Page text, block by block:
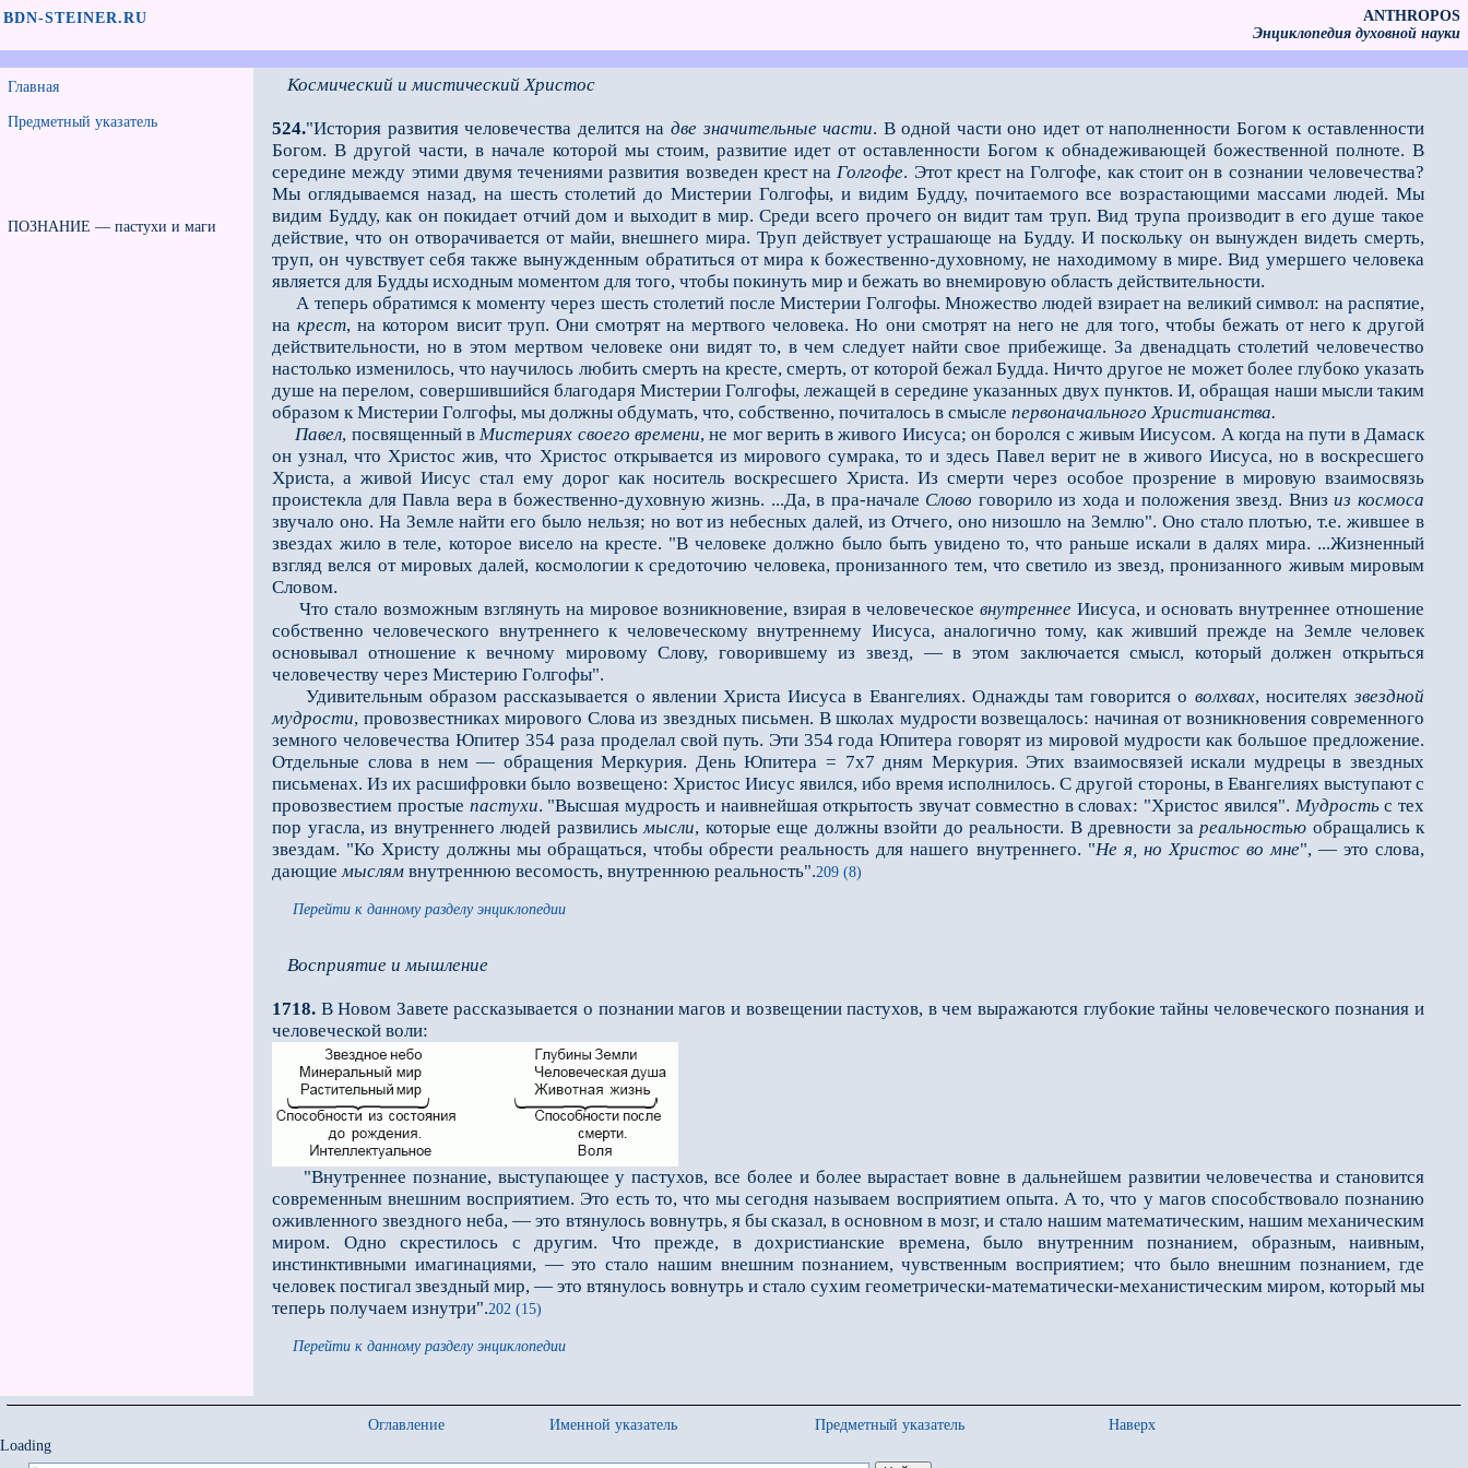
BDN-STEINER.RU
ANTHROPOS
Энциклопедия духовной науки
Главная
Предметный указатель
ПОЗНАНИЕ — пастухи и маги
Космический и мистический Христос
524."История развития человечества делится на две значительные части. В одной части оно идет от наполненности Богом к оставленности
Богом. В другой части, в начале которой мы стоим, развитие идет от оставленности Богом к обнадеживающей божественной полноте. В
середине между этими двумя течениями развития возведен крест наГолгофе. Этот крест на Голгофе, как стоит он в сознании человечества?
Мы оглядываемся назад, на шесть столетий до Мистерии Голгофы, и видим Будду, почитаемого все возрастающими массами людей. Мы
видим Будду, как он покидает отчий дом и выходит в мир. Среди всего прочего он видит там труп. Вид трупа производит в его душе такое
действие, что он отворачивается от майи, внешнего мира. Труп действует устрашающе на Будду. И поскольку он вынужден видеть смерть,
труп, он чувствует себя также вынужденным обратиться от мира к божественно-духовному, не находимому в мире. Вид умершего человека
является для Будды исходным моментом для того, чтобы покинуть мир и бежать во внемировую область действительности.
А теперь обратимся к моменту через шесть столетий после Мистерии Голгофы. Множество людей взирает на великий символ: на распятие,
накрест, на котором висит труп. Они смотрят на мертвого человека. Но они смотрят на него не для того, чтобы бежать от него к другой
действительности, но в этом мертвом человеке они видят то, в чем следует найти свое прибежище. За двенадцать столетий человечество
настолько изменилось, что научилось любить смерть на кресте, смерть, от которой бежал Будда. Ничто другое не может более глубоко указать
душе на перелом, совершившийся благодаря Мистерии Голгофы, лежащей в середине указанных двух пунктов. И, обращая наши мысли таким
образом к Мистерии Голгофы, мы должны обдумать, что, собственно, почиталось в смысле первоначального Христианства.
Павел, посвященный вМистериях своего времени, не мог верить в живого Иисуса; он боролся с живым Иисусом. А когда на пути в Дамаск
он узнал, что Христос жив, что Христос открывается из мирового сумрака, то и здесь Павел верит не в живого Иисуса, но в воскресшего
Христа, а живой Иисус стал ему дорог как носитель воскресшего Христа. Из смерти через особое прозрение в мировую взаимосвязь
проистекла для Павла вера в божественно-духовную жизнь. ...Да, в пра-начале Слово говорило из хода и положения звезд. Внизиз космоса
звучало оно. На Земле найти его было нельзя; но вот из небесных далей, из Отчего, оно низошло на Землю". Оно стало плотью, т.е. жившее в
звездах жило в теле, которое висело на кресте. "В человеке должно было быть увидено то, что раньше искали в далях мира. ...Жизненный
взгляд велся от мировых далей, космологии к средоточию человека, пронизанного тем, что светило из звезд, пронизанного живым мировым
Словом.
Что стало возможным взглянуть на мировое возникновение, взирая в человеческоевнутреннее Иисуса, и основать внутреннее отношение
собственно человеческого внутреннего к человеческому внутреннему Иисуса, аналогично тому, как живший прежде на Земле человек
основывал отношение к вечному мировому Слову, говорившему из звезд, — в этом заключается смысл, который должен открыться
человечеству через Мистерию Голгофы".
Удивительным образом рассказывается о явлении Христа Иисуса в Евангелиях. Однажды там говорится о волхвах, носителяхзвездной
мудрости, провозвестниках мирового Слова из звездных письмен. В школах мудрости возвещалось: начиная от возникновения современного
земного человечества Юпитер 354 раза проделал свой путь. Эти 354 года Юпитера говорят из мировой мудрости как большое предложение.
Отдельные слова в нем — обращения Меркурия. День Юпитера = 7х7 дням Меркурия. Этих взаимосвязей искали мудрецы в звездных
письменах. Из их расшифровки было возвещено: Христос Иисус явился, ибо время исполнилось. С другой стороны, в Евангелиях выступают с
провозвестием простые пастухи. "Высшая мудрость и наивнейшая открытость звучат совместно в словах: "Христос явился". Мудростьс тех
пор угасла, из внутреннего людей развилисьмысли, которые еще должны взойти до реальности. В древности за реальностью обращались к
звездам. "Ко Христу должны мы обращаться, чтобы обрести реальность для нашего внутреннего. "Не я, но Христос во мне", — это слова,
дающиемыслям внутреннюю весомость, внутреннюю реальность".209 (8)
Перейти к данному разделу энциклопедии
Восприятие и мышление
1718. В Новом Завете рассказывается о познании магов и возвещении пастухов, в чем выражаются глубокие тайны человеческого познания и
человеческой воли:
"Внутреннее познание, выступающее у пастухов, все более и более вырастает вовне в дальнейшем развитии человечества и становится
современным внешним воспри­ятием. Это есть то, что мы сегодня называем восприя­тием опыта. А то, что у магов способствовало познанию
оживленного звездного неба, — это втянулось вовнутрь, я бы сказал, в основном в мозг, и стало нашим математическим, нашим механическим
миром. Одно скрес­тилось с другим. Что прежде, в дохристианские времена, было внутренним познанием, образным, наивным,
инстинктивными имагинациями, — это стало нашим внешним познанием, чувственным восприятием; что было вне­шним познанием, где
человек постигал звездный мир, — это втянулось вовнутрь и стало сухим геометрически-математически-механистическим миром, который мы
теперь получаем изнутри".202 (15)
Перейти к данному разделу энциклопедии
Оглавление Именной указатель Предметный указатель
Наверх
Loading